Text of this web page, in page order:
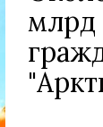
млрд